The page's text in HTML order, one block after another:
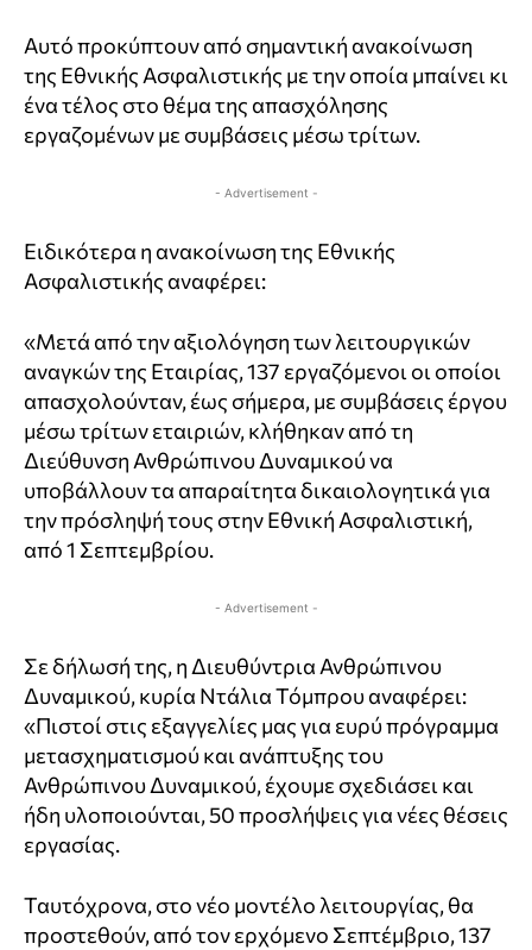
Αυτό προκύπτουν από σημαντική ανακοίνωση
της Εθνικής Ασφαλιστικής με την οποία μπαίνει κι
ένα τέλος στο θέμα της απασχόλησης
εργαζομένων με συμβάσεις μέσω τρίτων.
- Advertisement -
Ειδικότερα η ανακοίνωση της Εθνικής
Ασφαλιστικής αναφέρει:
«Μετά από την αξιολόγηση των λειτουργικών
αναγκών της Εταιρίας, 137 εργαζόμενοι οι οποίοι
απασχολούνταν, έως σήμερα, με συμβάσεις έργου
μέσω τρίτων εταιριών, κλήθηκαν από τη
Διεύθυνση Ανθρώπινου Δυναμικού να
υποβάλλουν τα απαραίτητα δικαιολογητικά για
την πρόσληψή τους στην Εθνική Ασφαλιστική,
από 1 Σεπτεμβρίου.
- Advertisement -
Σε δήλωσή της, η Διευθύντρια Ανθρώπινου
Δυναμικού, κυρία Ντάλια Τόμπρου αναφέρει:
«Πιστοί στις εξαγγελίες μας για ευρύ πρόγραμμα
μετασχηματισμού και ανάπτυξης του
Ανθρώπινου Δυναμικού, έχουμε σχεδιάσει και
ήδη υλοποιούνται, 50 προσλήψεις για νέες θέσεις
εργασίας.
Ταυτόχρονα, στο νέο μοντέλο λειτουργίας, θα
προστεθούν, από τον ερχόμενο Σεπτέμβριο, 137